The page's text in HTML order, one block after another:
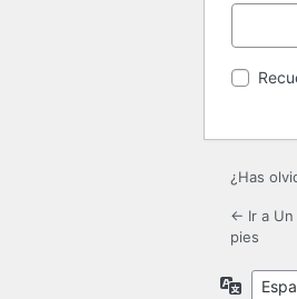
¿Has
← Ir a Un
pies
Idioma